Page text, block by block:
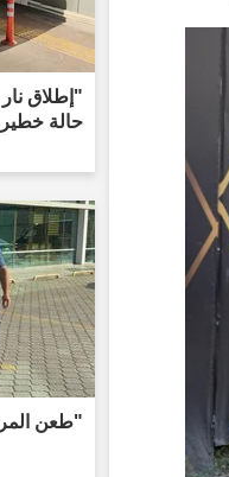
"إطلاق
حالة
"طعن